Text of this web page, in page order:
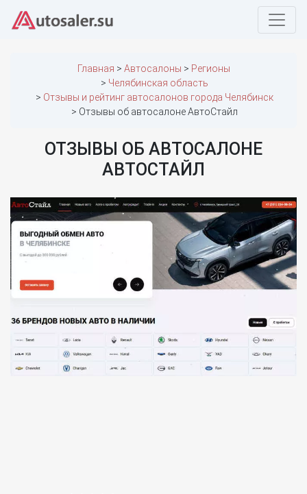
Главная Автосалоны
Регионы
Челябинская область
Отзывы и рейтинг автосалонов города Челябинск
Отзывы об автосалоне АвтоСтайл
ОТЗЫВЫ ОБ АВТОСАЛОНЕ
АВТОСТАЙЛ